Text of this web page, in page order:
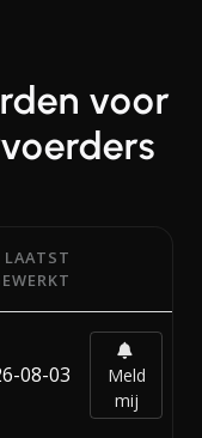
voor
Adjustment Factor)
LAATST
08-03
Meld
mij